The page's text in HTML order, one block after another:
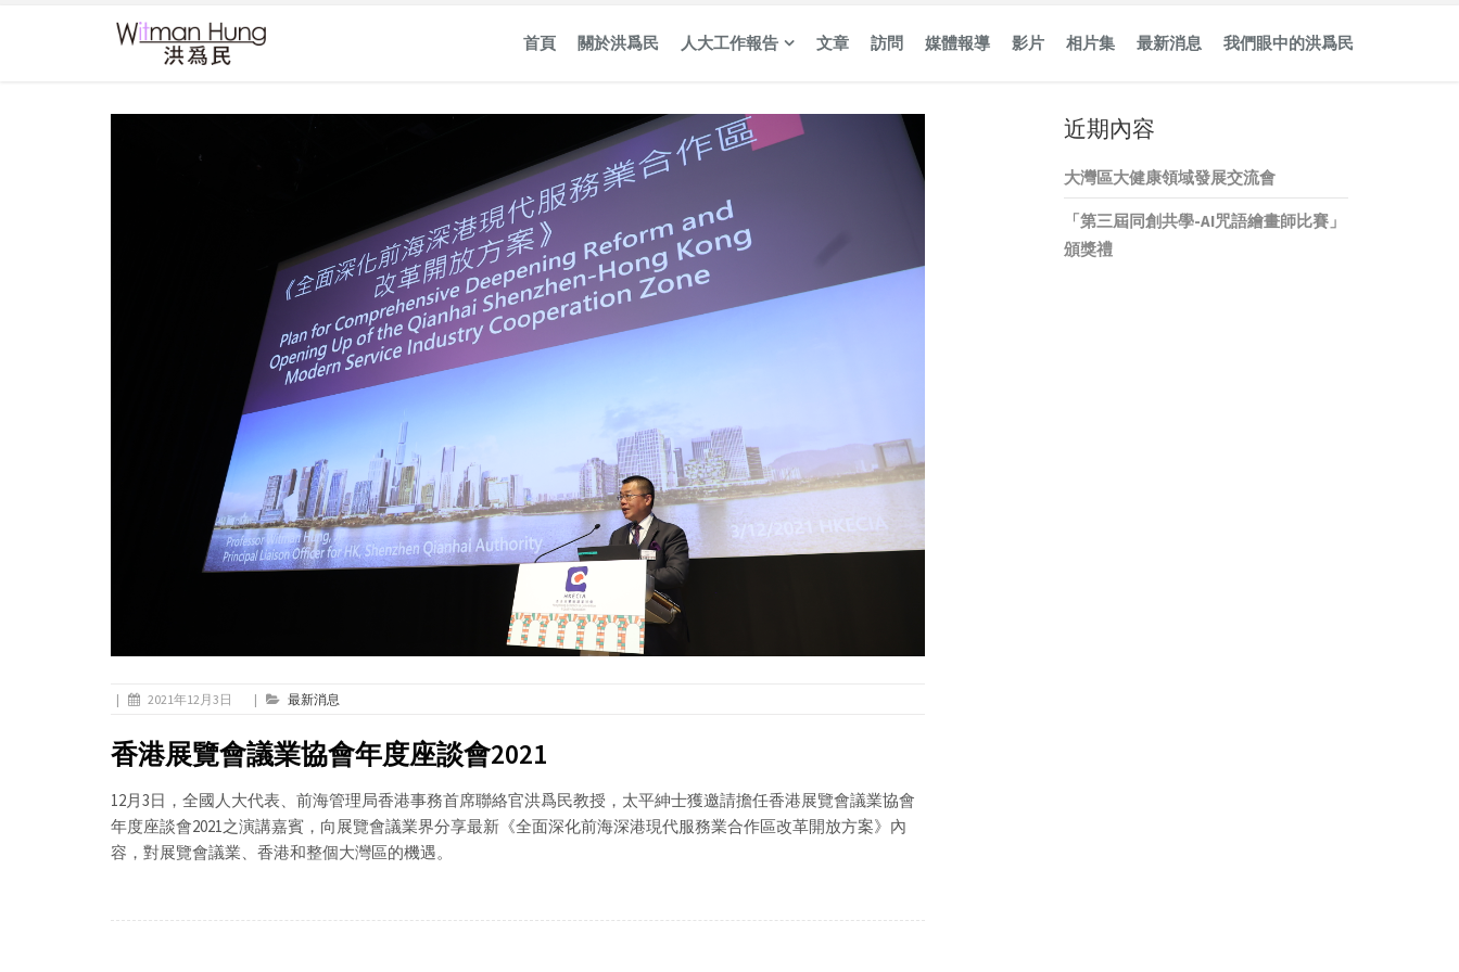
首頁 關於洪爲民 人大工作報告 文章 訪問 媒體報導 影片 相片集 最新消息 我們眼中的洪爲民
| 2021年12月3日 | 最新消息
香港展覽會議業協會年度座談會2021
12月3日，全國人大代表、前海管理局香港事務首席聯絡官洪爲民教授，太平紳士獲邀請擔任香港展覽會議業協會
年度座談會2021之演講嘉賓，向展覽會議業界分享最新《全面深化前海深港現代服務業合作區改革開放方案》內
容，對展覽會議業、香港和整個大灣區的機遇。
近期內容
大灣區大健康領域發展交流會
「第三屆同創共學-AI咒語繪畫師比賽」
頒獎禮